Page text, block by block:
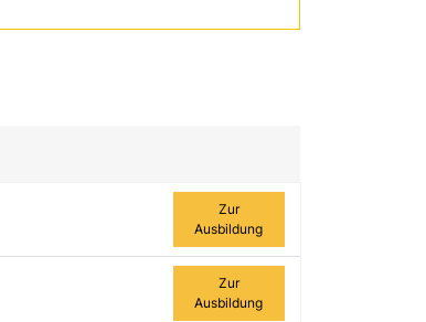
Zur
Ausbildung
Zur
Ausbildung